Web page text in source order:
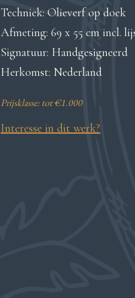
Techniek: Olieverf op doek
Afmeting: 69 x 55 cm incl.
Signatuur: Handgesigneerd
Herkomst: Nederland
Prijsklasse: tot €1.000
Interesse in dit werk?